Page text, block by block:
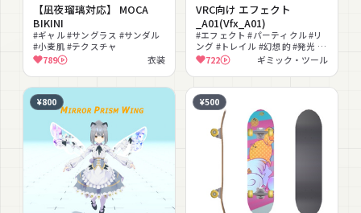
【凪夜瑠璃対応】 MOCA
BIKINI
#ギャル #サングラス #サンダル
#小麦肌 #テクスチャ
789 衣装
VRC向け エフェクト
_A01(Vfx_A01)
#エフェクト #パーティクル #リ
ング #トレイル #幻想的 #発光 #
演出 #ホバー #MA対応 #VRChat
722 ギミック・ツール
¥800 ¥500